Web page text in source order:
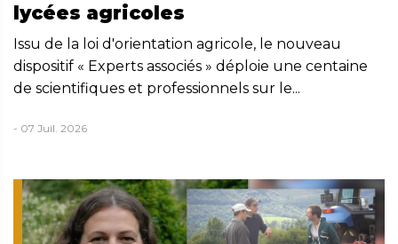
lycées agricoles
Issu de la loi d'orientation agricole, le nouveau
dispositif « Experts associés » déploie une centaine
de scientifiques et professionnels sur le...
- 07 Juil. 2026